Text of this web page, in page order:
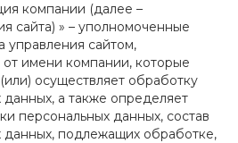
компании (далее –
сайта) » – уполномоченные
управления сайтом,
имени компании, которые
осуществляет обработку
данных, а также определяет
персональных данных, состав
данных, подлежащих обработке,